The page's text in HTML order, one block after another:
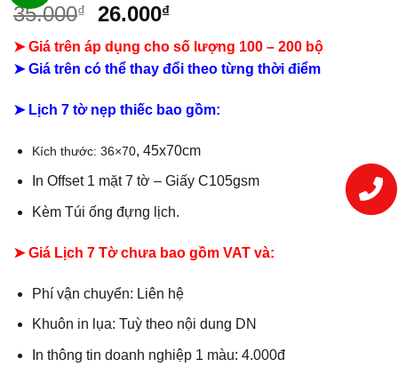
35.000₫
Giá
là:
35.000₫.
26.000₫Giá
hiện
tại
là:
26.000₫.
➤ Giá trên áp dụng cho số lượng 100 – 200 bộ
➤ Giá trên có thể thay đổi theo từng thời điểm
➤ Lịch 7 tờ nẹp thiếc bao gồm:
Kích thước: 36×70, 45x70cm
In Offset 1 mặt 7 tờ – Giấy C105gsm
Kèm Túi ống đựng lịch.
➤ Giá Lịch 7 Tờ chưa bao gồm VAT và:
Phí vận chuyển: Liên hệ
Khuôn in lụa: Tuỳ theo nội dung DN
In thông tin doanh nghiệp 1 màu: 4.000đ